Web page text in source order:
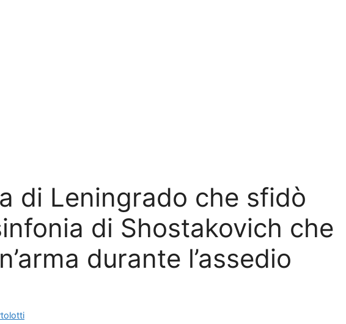
di Leningrado che sfidò
di Shostakovich che
durante l’assedio